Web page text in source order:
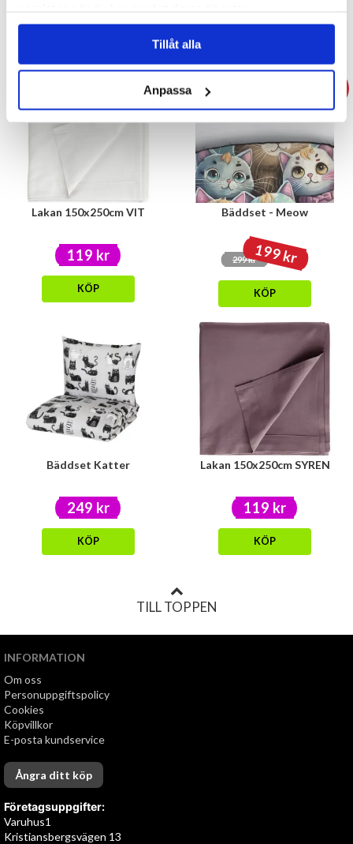
Tillåt alla
Anpassa
Lakan 150x250cm VIT
119 kr
KÖP
Bäddset - Meow
299 kr199 kr
KÖP
Bäddset Katter
249 kr
KÖP
Lakan 150x250cm SYREN
119 kr
KÖP
TILL TOPPEN
INFORMATION
Om oss
Personuppgiftspolicy
Cookies
Köpvillkor
E-posta kundservice
Ångra ditt köp
Företagsuppgifter:
Varuhus1
Kristiansbergsvägen 13